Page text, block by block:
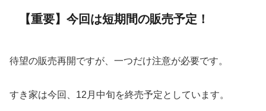
【重要】今回は短期間の販売予定！
待望の販売再開ですが、一つだけ注意が必要です。
すき家は今回、12月中旬を終売予定としています。